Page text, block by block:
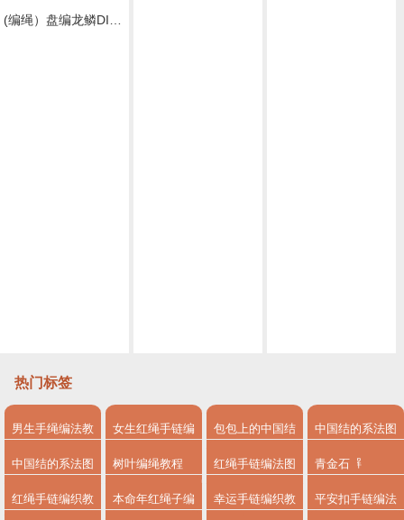
热门标签
男生手绳编法教
程
女生红绳手链编
法
包包上的中国结
系法图解
中国结的系法图
解
中国结的系法图
解，分享简单易
树叶编绳教程 红绳手链编法图
解
青金石
红绳手链编织教 本命年红绳子编 幸运手链编织教 平安扣手链编法